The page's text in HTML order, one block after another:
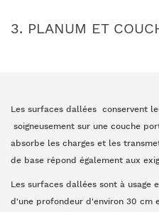
3. PLANUM ET
Les surfaces dallées conservent
soigneusement sur une couche
absorbe les charges et les
de base répond également aux
Les surfaces dallées sont à
d'une profondeur d'environ 30 cm